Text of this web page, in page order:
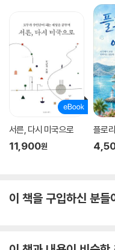
서른, 다시 미국으로
11,900원
플로
이 책을 구입하신 분들